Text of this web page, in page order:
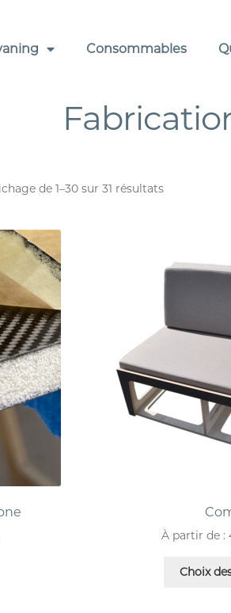
Consommables
de 1–30 sur 31 résultats
À partir de :
Choix